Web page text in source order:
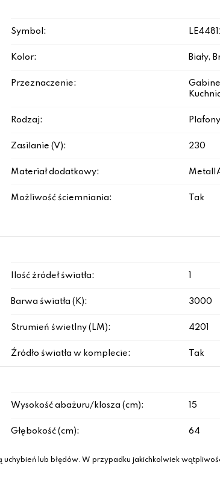
Symbol:
Kolor: Biały,
Przeznaczenie:
Rodzaj: Plafony
Zasilanie (V): 230
Materiał dodatkowy:
Możliwość ściemniania: Tak
Ilość źródeł światła:
Barwa światła (K): 3000
Strumień świetlny (LM): 4201
Źródło światła w komplecie: Tak
Wysokość abażuru/klosza (cm): 15
Głębokość (cm): 64
lub błędów. W przypadku jakichkolwiek